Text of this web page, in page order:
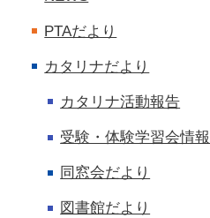
PTAだより
カタリナだより
カタリナ活動報告
受験・体験学習会情報
同窓会だより
図書館だより